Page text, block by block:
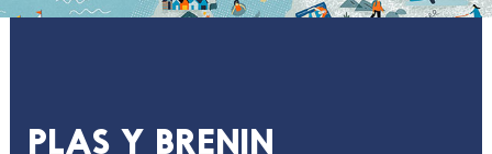
PLAS Y BRENIN